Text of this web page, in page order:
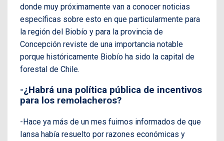
donde muy próximamente van a conocer noticias
específicas sobre esto en que particularmente para
la región del Biobío y para la provincia de
Concepción reviste de una importancia notable
porque históricamente Biobío ha sido la capital de
forestal de Chile.
-¿Habrá una política pública de incentivos
para los remolacheros?
-Hace ya más de un mes fuimos informados de que
Iansa había resuelto por razones económicas y